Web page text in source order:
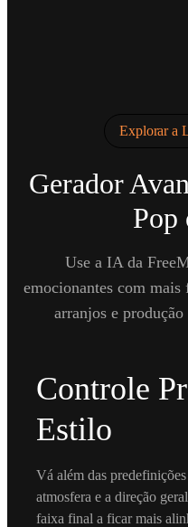
Explorar a
Gerador
Pop
Use a IA da
emocionantes com
arranjos e
Controle
Estilo
Vá além das
atmosfera e a direção
faixa final a ficar mais